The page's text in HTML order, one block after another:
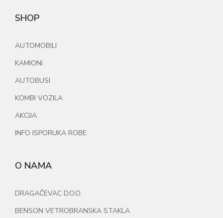
SHOP
AUTOMOBILI
KAMIONI
AUTOBUSI
KOMBI VOZILA
AKCIJA
INFO ISPORUKA ROBE
O NAMA
DRAGAČEVAC D.O.O.
BENSON VETROBRANSKA STAKLA